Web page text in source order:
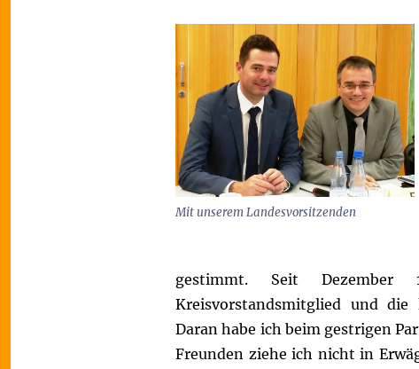
Mit unserem Landesvorsitzenden
gestimmt. Seit Dezember
Kreisvorstandsmitglied und die
Daran habe ich beim gestrigen
Freunden ziehe ich nicht in